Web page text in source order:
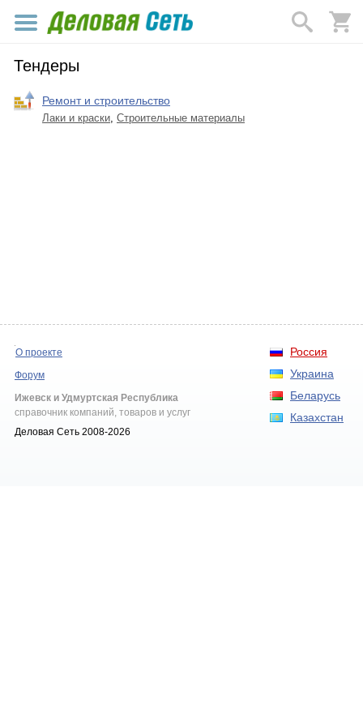
Тендеры
Ремонт и строительство
Лаки и краски, Строительные материалы
Россия
Украина
Беларусь
Казахстан
О проекте
Форум
Ижевск и Удмуртская Республика
справочник компаний, товаров и услуг
Деловая Сеть 2008-2026